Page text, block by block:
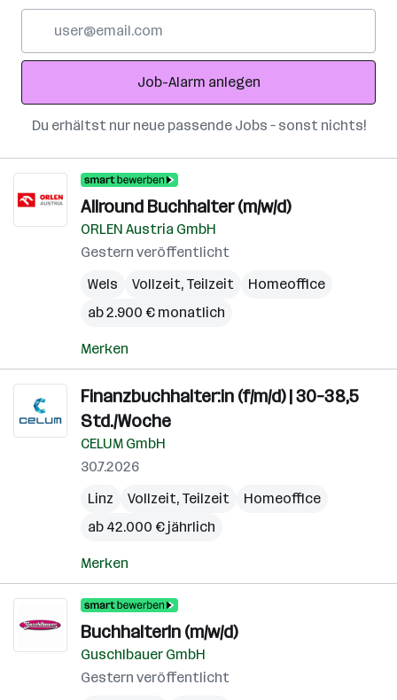
Adresse
Job-Alarm anlegen
Du erhältst nur neue passende Jobs – sonst nichts!
Allround Buchhalter (m/w/d)
ORLEN Austria GmbH
Gestern veröffentlicht
Wels
Vollzeit, Teilzeit
Homeoffice
ab 2.900 € monatlich
Merken
Finanzbuchhalter:in (f/m/d) | 30–38,5
Std./Woche
CELUM GmbH
30.7.2026
Linz
Vollzeit, Teilzeit
Homeoffice
ab 42.000 € jährlich
Merken
BuchhalterIn (m/w/d)
Guschlbauer GmbH
Gestern veröffentlicht